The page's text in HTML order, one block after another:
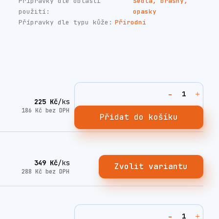
použití:
opasky
Přípravky dle typu kůže: Přírodní
225 Kč/ks
186 Kč bez DPH
Přidat do košíku
349 Kč/ks
288 Kč bez DPH Zvolit variantu